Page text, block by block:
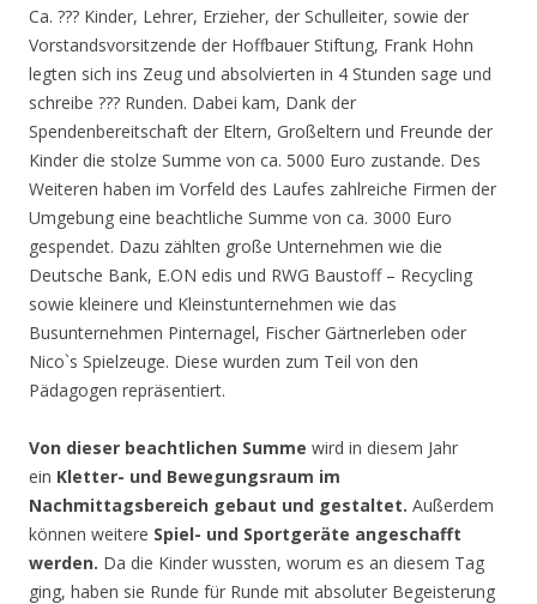
Ca. ??? Kinder, Lehrer, Erzieher, der Schulleiter, sowie der
Vorstandsvorsitzende der Hoffbauer Stiftung, Frank Hohn
legten sich ins Zeug und absolvierten in 4 Stunden sage und
schreibe ??? Runden. Dabei kam, Dank der
Spendenbereitschaft der Eltern, Großeltern und Freunde der
Kinder die stolze Summe von ca. 5000 Euro zustande. Des
Weiteren haben im Vorfeld des Laufes zahlreiche Firmen der
Umgebung eine beachtliche Summe von ca. 3000 Euro
gespendet. Dazu zählten große Unternehmen wie die
Deutsche Bank, E.ON edis und RWG Baustoff – Recycling
sowie kleinere und Kleinstunternehmen wie das
Busunternehmen Pinternagel, Fischer Gärtnerleben oder
Nico`s Spielzeuge. Diese wurden zum Teil von den
Pädagogen repräsentiert.
Von dieser beachtlichen Summe wird in diesem Jahr
ein Kletter- und Bewegungsraum im
Nachmittagsbereich gebaut und gestaltet. Außerdem
können weitere Spiel- und Sportgeräte angeschafft
werden. Da die Kinder wussten, worum es an diesem Tag
ging, haben sie Runde für Runde mit absoluter Begeisterung